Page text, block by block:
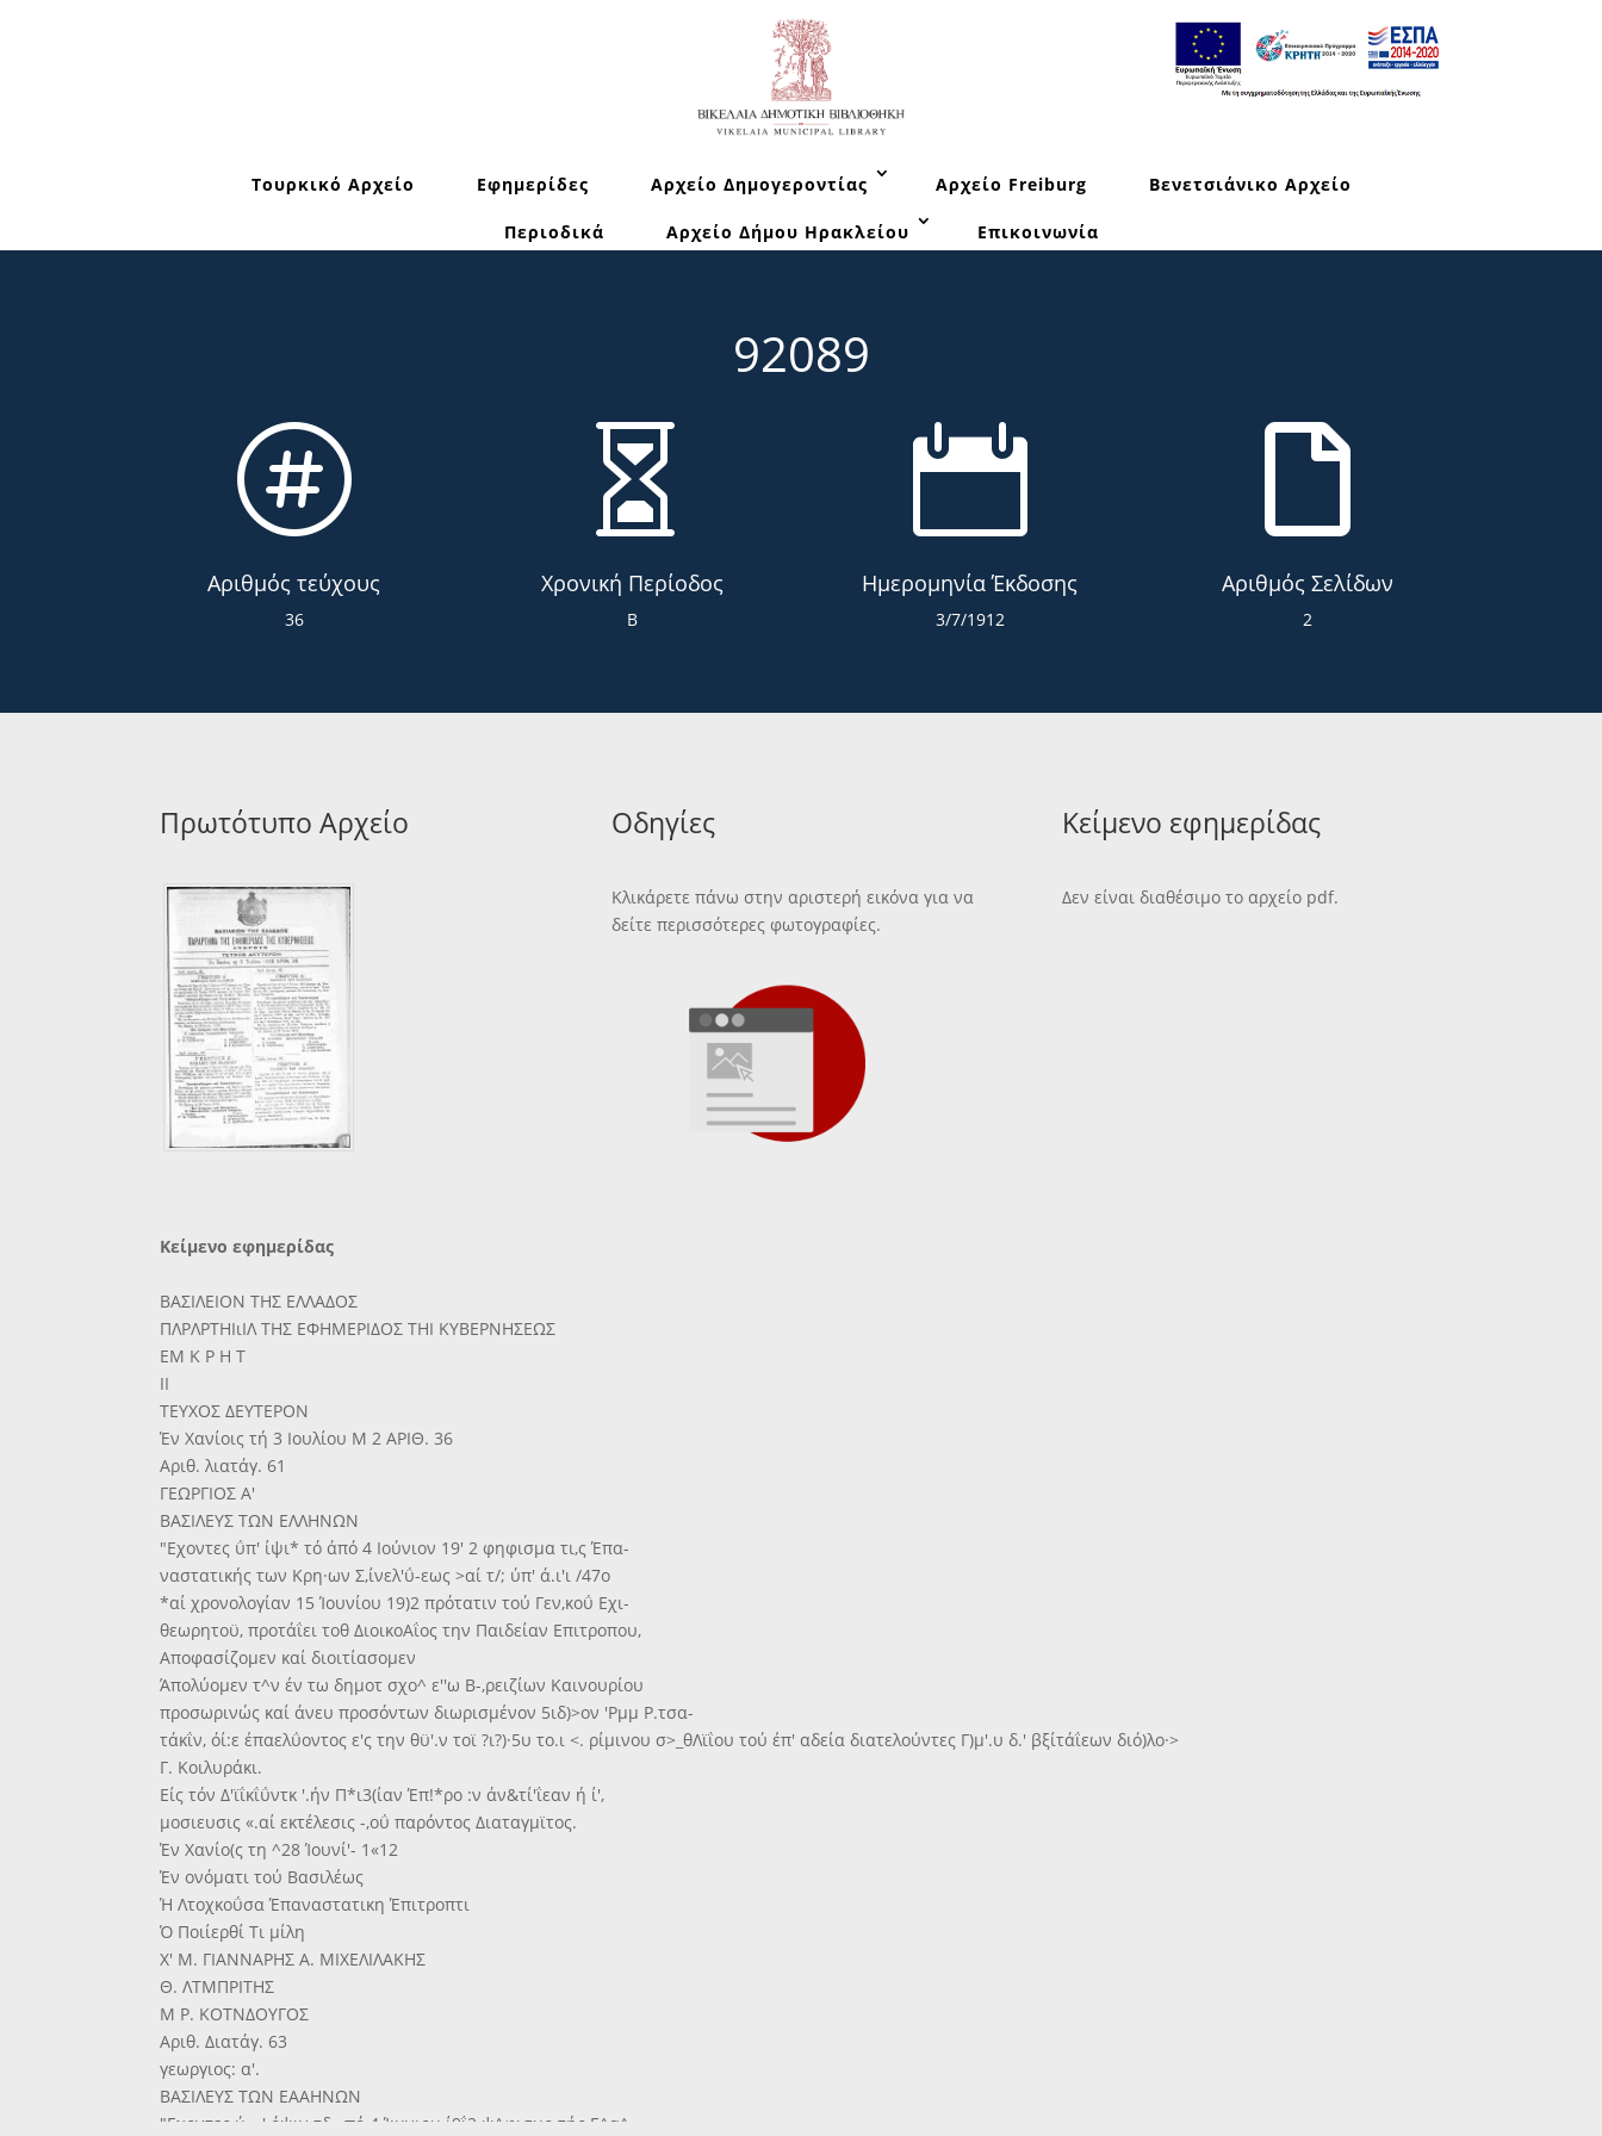
Τουρκικό Αρχείο Εφημερίδες Αρχείο Δημογεροντίας Αρχείο Freiburg Βενετσιάνικο Αρχείο
Περιοδικά Αρχείο Δήμου Ηρακλείου Επικοινωνία
92089

Αριθμός τεύχους
36

Χρονική Περίοδος
Β

Ημερομηνία Έκδοσης
3/7/1912

Αριθμός Σελίδων
2
Πρωτότυπο Αρχείο Οδηγίες
Κλικάρετε πάνω στην αριστερή εικόνα για να
δείτε περισσότερες φωτογραφίες.
Κείμενο εφημερίδας
Δεν είναι διαθέσιμο το αρχείο pdf.
Κείμενο εφημερίδας
ΒΑΣΙΛΕΙΟΝ ΤΗΣ ΕΛΛΑΔΟΣ
ΠΛΡΛΡΤΗΙιΙΛ ΤΗΣ ΕΦΗΜΕΡΙΔΟΣ ΤΗΙ ΚΥΒΕΡΝΗΣΕΩΣ
ΕΜ Κ Ρ Η Τ
II
ΤΕΥΧΟΣ ΔΕΥΤΕΡΟΝ
Έν Χανίοις τή 3 Ιουλίου Μ 2 ΑΡΙΘ. 36
Αριθ. λιατάγ. 61
ΓΕΩΡΓΙΟΣ Α'
ΒΑΣΙΛΕΥΣ ΤΩΝ ΕΛΛΗΝΩΝ
"Εχοντες ΰπ' ίψι* τό άπό 4 Ιούνιον 19' 2 φηφισμα τι,ς Έπα-
ναστατικής των Κρη·ων Σ,ίνελ'ΰ-εως >αί τ/; ύπ' ά.ι'ι /47ο
*αί χρονολογίαν 15 Ίουνίου 19)2 πρότατιν τού Γεν,κοΰ Εχι-
θεωρητοϋ, προτάΐει τοθ ΔιοικοΑΐος την Παιδείαν Επιτροπου,
Αποφασίζομεν καί διοιτίασομεν
Άπολύομεν τ^ν έν τω δημοτ σχο^ ε''ω Β-,ρειζίων Καινουρίου
προσωρινώς καί άνευ προσόντων διωρισμένον 5ιδ)>ον 'Ρμμ Ρ.τσα-
τάκΐν, όί:ε έπαελΰοντος ε'ς την θϋ'.ν τοϊ ?ι?)·5υ το.ι <. ρίμινου σ>_θΛϊΐου τού έπ' αδεία διατελούντες Γ)μ'.υ δ.' βξίτάΐεων διό)λο·>
Γ. Κοιλυράκι.
Είς τόν Δ'ϊΐκΐΰντκ '.ήν Π*ι3(ίαν Έπ!*ρο :ν άν&τί'ΐεαν ή ί',
μοσιευσις «.αί εκτέλεσις -,οΰ παρόντος Διαταγμϊτος.
Έν Χανίο(ς τη ^28 Ίουνί'- 1«12
Έν ονόματι τού Βασιλέως
Ή Λτοχκοΰσα Έπαναστατικη Έπιτροπτι
Ό Ποιίερθί Τι μίλη
Χ' Μ. ΓΙΑΝΝΑΡΗΣ Α. ΜΙΧΕΛΙΛΑΚΗΣ
Θ. ΛΤΜΠΡΙΤΗΣ
Μ Ρ. ΚΟΤΝΔΟΥΓΟΣ
Αριθ. Διατάγ. 63
γεωργιος: α'.
ΒΑΣΙΛΕΥΣ ΤΩΝ ΕΑΑΗΝΩΝ
"Εχοντες ύ—' όψιν τδ «πό 4 Ί;υνιου ί9ΐ2 ψ^φισμο τής Ε^α^